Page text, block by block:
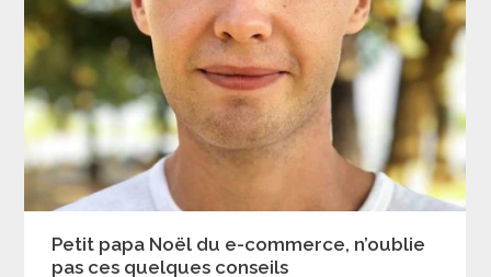
Petit papa Noël du e-commerce, n’oublie
pas ces quelques conseils